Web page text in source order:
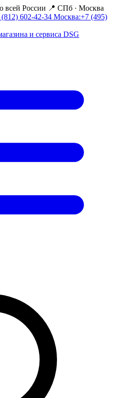
всей России 📍 СПб · Москва
602-42-34 Москва:+7 (495)